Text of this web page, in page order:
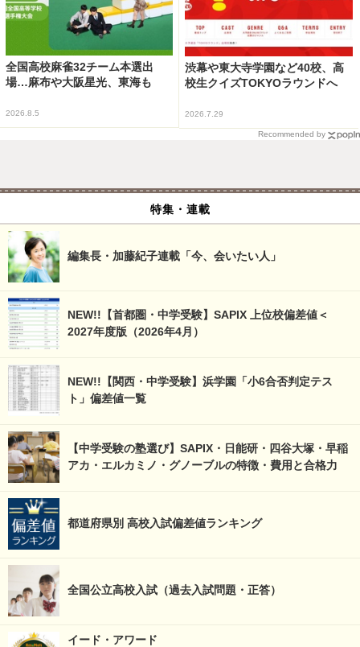
全国高校麻雀32チーム本選出
場…麻布や大阪星光、東海も
2026.8.5
渋幕や東大寺学園など40校、高
校生クイズTOKYOラウンドへ
2026.7.29
Recommended by
特集・連載
編集長・加藤紀子連載「今、会いたい人」
NEW!!【首都圏・中学受験】SAPIX 上位校偏差値＜
2027年度版（2026年4月）
NEW!!【関西・中学受験】浜学園「小6合否判定テス
ト」偏差値一覧
【中学受験の塾選び】SAPIX・日能研・四谷大塚・早稲
アカ・エルカミノ・グノーブルの特徴・費用と合格力
都道府県別 高校入試偏差値ランキング
全国公立高校入試（過去入試問題・正答）
イード・アワード